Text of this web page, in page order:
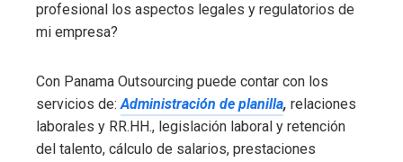
profesional los aspectos legales y regulatorios de
mi empresa?
Con Panama Outsourcing puede contar con los
servicios de:Administración de planilla, relaciones
laborales y RR.HH., legislación laboral y retención
del talento, cálculo de salarios, prestaciones